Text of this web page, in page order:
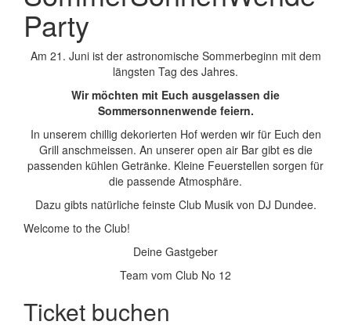
Party
Am 21. Juni ist der astronomische Sommerbeginn mit dem
längsten Tag des Jahres.
Wir möchten mit Euch ausgelassen die
Sommersonnenwende feiern.
In unserem chillig dekorierten Hof werden wir für Euch den
Grill anschmeissen. An unserer open air Bar gibt es die
passenden kühlen Getränke. Kleine Feuerstellen sorgen für
die passende Atmosphäre.
Dazu gibts natürliche feinste Club Musik von DJ Dundee.
Welcome to the Club!
Deine Gastgeber
Team vom Club No 12
Ticket buchen